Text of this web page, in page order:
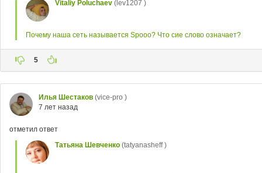
Vitaliy Poluchaev (lev1207 )
Почему наша сеть называется Spooo? Что сие слово означает?
5
Илья Шестаков (vice-pro )
7 лет назад
отметил ответ
Татьяна Шевченко (tatyanasheff )